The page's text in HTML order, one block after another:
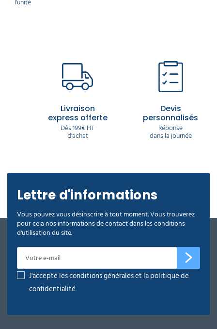
Livraison
express offerte
Dès 199€ HT
d'achat
Devis
personnalisés
Réponse
dans la journée
Lettre d'informations
Vous pouvez vous désinscrire à tout moment. Vous trouverez
pour cela nos informations de contact dans les conditions
d'utilisation du site.
J'accepte les conditions générales et la politique de
confidentialité